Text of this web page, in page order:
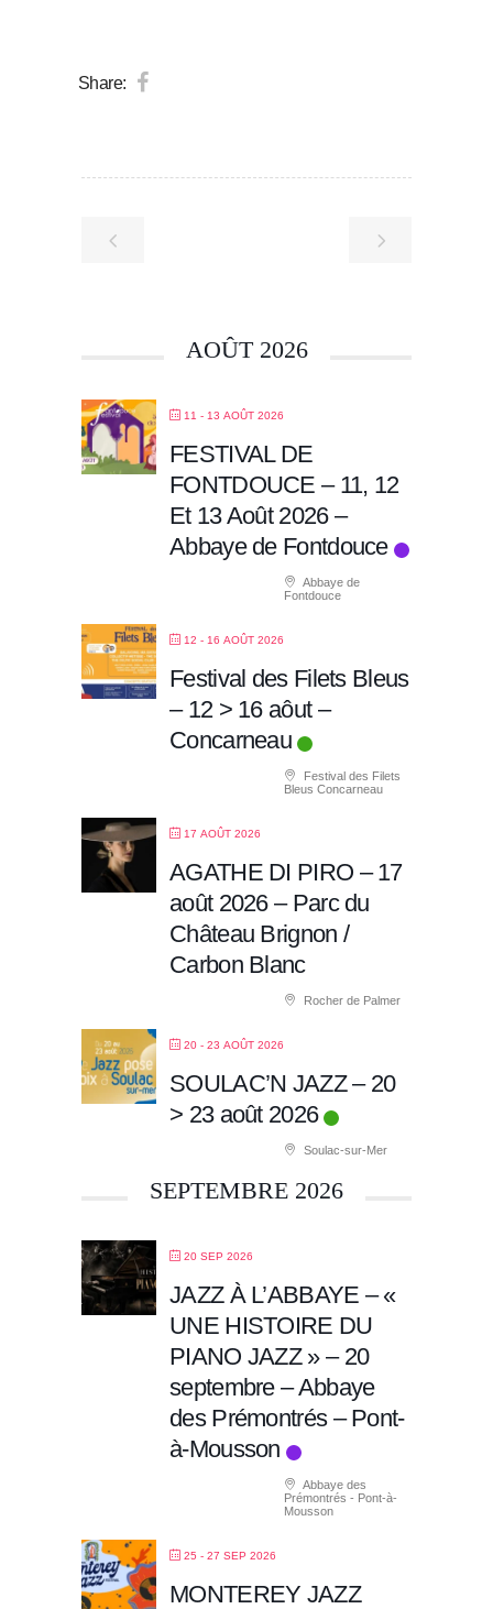
Share:
AOÛT 2026
11 - 13 AOÛT 2026
FESTIVAL DE
FONTDOUCE – 11, 12
Et 13 Août 2026 –
Abbaye de Fontdouce
Abbaye de
Fontdouce
12 - 16 AOÛT 2026
Festival des Filets Bleus
– 12 > 16 aôut –
Concarneau
Festival des Filets
Bleus Concarneau
17 AOÛT 2026
AGATHE DI PIRO – 17
août 2026 – Parc du
Château Brignon /
Carbon Blanc
Rocher de Palmer
20 - 23 AOÛT 2026
SOULAC’N JAZZ – 20
> 23 août 2026
Soulac-sur-Mer
SEPTEMBRE 2026
20 SEP 2026
JAZZ À L’ABBAYE – «
UNE HISTOIRE DU
PIANO JAZZ » – 20
septembre – Abbaye
des Prémontrés – Pont-
à-Mousson
Abbaye des
Prémontrés - Pont-à-
Mousson
25 - 27 SEP 2026
MONTEREY JAZZ